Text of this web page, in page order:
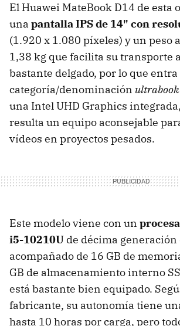
El Huawei MateBook D14 de esta
una pantalla IPS de 14" con
(1.920 x 1.080 píxeles) y un peso
1,38 kg que facilita su transporte
bastante delgado, por lo que
categoría/denominación ultrabook
una Intel UHD Graphics
resulta un equipo aconsejable
vídeos en proyectos pesados.
Este modelo viene con un
i5-10210U de décima generación
acompañado de 16 GB de
GB de almacenamiento interno
está bastante bien equipado.
fabricante, su autonomía tiene
hasta 10 horas por carga, pero